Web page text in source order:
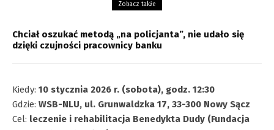
Zobacz także
Chciał oszukać metodą „na policjanta”, nie udało się
dzięki czujności pracownicy banku
Kiedy: 10 stycznia 2026 r. (sobota), godz. 12:30
Gdzie: WSB-NLU, ul. Grunwaldzka 17, 33-300 Nowy Sącz
Cel: leczenie i rehabilitacja Benedykta Dudy (Fundacja